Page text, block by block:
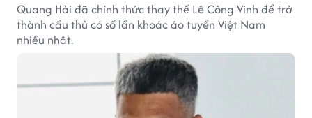
Quang Hải đã chính thức thay thế Lê Công Vinh để trở
thành cầu thủ có số lần khoác áo tuyển Việt Nam
nhiều nhất.